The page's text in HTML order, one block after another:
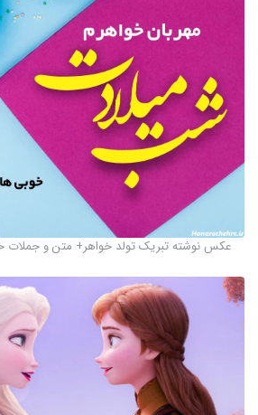
عکس نوشته تبریک تولد خواهر+ متن و جملات